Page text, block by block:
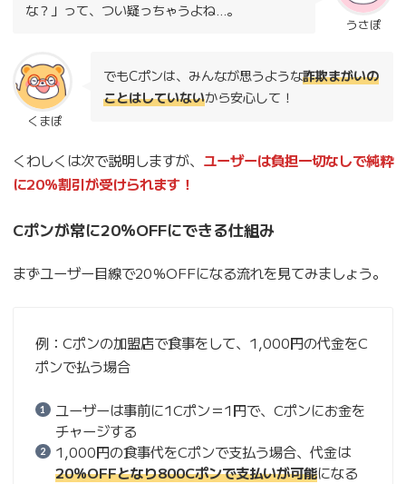
うさぽ
な？」って、つい疑っちゃうよね…。
くまぽ
でもCポンは、みんなが思うような詐欺まがいの
ことはしていないから安心して！
くわしくは次で説明しますが、 ユーザーは負担一切なしで純粋
に20％割引が受けられます！
Cポンが常に20％OFFにできる仕組み
まずユーザー目線で20％OFFになる流れを見てみましょう。
例：Cポンの加盟店で食事をして、1,000円の代金をC
ポンで払う場合
ユーザーは事前に1Cポン＝1円で、Cポンにお金を
チャージする
1,000円の食事代をCポンで支払う場合、代金は
20％OFFとなり800Cポンで支払いが可能になる